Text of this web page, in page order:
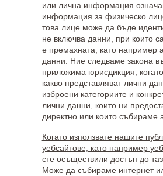
или лична информация
информация за физическо
това лице може да бъде
не включва данни, при които
е премахната, като например
данни. Ние следваме закона
приложима юрисдикция,
какво представляват лични
изброени категориите и
лични данни, които ни
директно или които събираме
Когато използвате нашите
уебсайтове, като например
сте осъществили достъп до
Може да събираме интернет